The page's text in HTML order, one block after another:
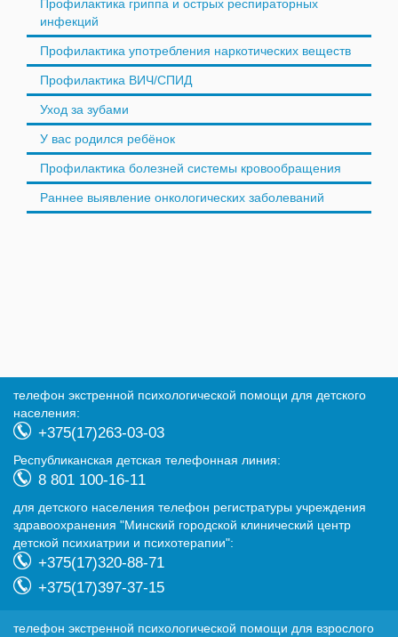
Профилактика гриппа и острых респираторных
инфекций
Профилактика употребления наркотических веществ
Профилактика ВИЧ/СПИД
Уход за зубами
У вас родился ребёнок
Профилактика болезней системы кровообращения
Раннее выявление онкологических заболеваний
телефон экстренной психологической помощи для детского
населения:
+375(17)263-03-03
Республиканская детская телефонная линия:
8 801 100-16-11
для детского населения телефон регистратуры учреждения
здравоохранения "Минский городской клинический центр
детской психиатрии и психотерапии":
+375(17)320-88-71
+375(17)397-37-15
телефон экстренной психологической помощи для взрослого